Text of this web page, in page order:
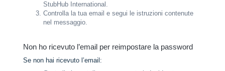
StubHub International.
Controlla la tua email e segui le istruzioni contenute
nel messaggio.
Non ho ricevuto l’email per reimpostare la password
Se non hai ricevuto l’email: